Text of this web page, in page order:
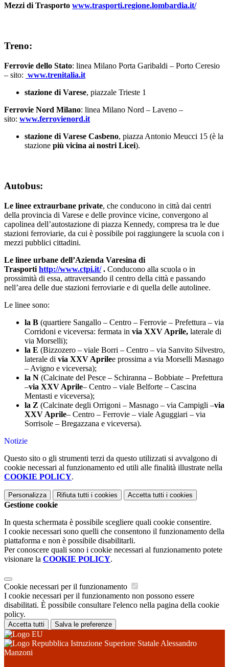
Mezzi di Trasporto www.trasporti.regione.lombardia.it/
Treno:
Ferrovie dello Stato: linea Milano Porta Garibaldi – Porto Ceresio
– sito: www.trenitalia.it
stazione di Varese, piazzale Trieste 1
Ferrovie Nord Milano: linea Milano Nord – Laveno –
sito: www.ferrovienord.it
stazione di Varese Casbeno, piazza Antonio Meucci 15 (è la
stazione più vicina ai nostri Licei).
Autobus:
Le linee extraurbane private, che conducono in città dai centri
della provincia di Varese e delle province vicine, convergono al
capolinea dell’autostazione di piazza Kennedy, compresa tra le due
stazioni ferroviarie, da cui è possibile poi raggiungere la scuola con i
mezzi pubblici cittadini.
Le linee urbane dell’Azienda Varesina di
Trasporti http://www.ctpi.it/ . Conducono alla scuola o in
prossimità di essa, attraversando il centro della città e passando
nell’area delle due stazioni ferroviarie e di quella delle autolinee.
Le linee sono:
la B (quartiere Sangallo – Centro – Ferrovie – Prefettura – via
Corridoni e viceversa: fermata in via XXV Aprile, laterale di
via Morselli);
la E (Bizzozero – viale Borri – Centro – via Sanvito Silvestro,
laterale di via XXV Aprilee prossima a via Morselli Masnago
– Avigno e viceversa);
la N (Calcinate del Pesce – Schiranna – Bobbiate – Prefettura
–via XXV Aprile– Centro – viale Belforte – Cascina
Mentasti e viceversa);
la Z (Calcinate degli Orrigoni – Masnago – via Campigli –via
XXV Aprile– Centro – Ferrovie – viale Aguggiari – via
Sorrisole – Bregazzana e viceversa).
Notizie
Questo sito o gli strumenti terzi da questo utilizzati si avvalgono di
cookie necessari al funzionamento ed utili alle finalità illustrate nella
COOKIE POLICY.
Personalizza Rifiuta tutti i cookies Accetta tutti i cookies
Gestione cookie
In questa schermata è possibile scegliere quali cookie consentire.
I cookie necessari sono quelli che consentono il funzionamento della
piattaforma e non è possibile disabilitarli.
Per conoscere quali sono i cookie necessari al funzionamento potete
visionare la COOKIE POLICY.
Cookie necessari per il funzionamento
I cookie necessari per il funzionamento non possono essere
disabilitati. È possibile consultare l'elenco nella pagina della cookie
policy.
Accetta tutti Salva le preferenze
Istruzione Superiore Statale Alessandro
Manzoni